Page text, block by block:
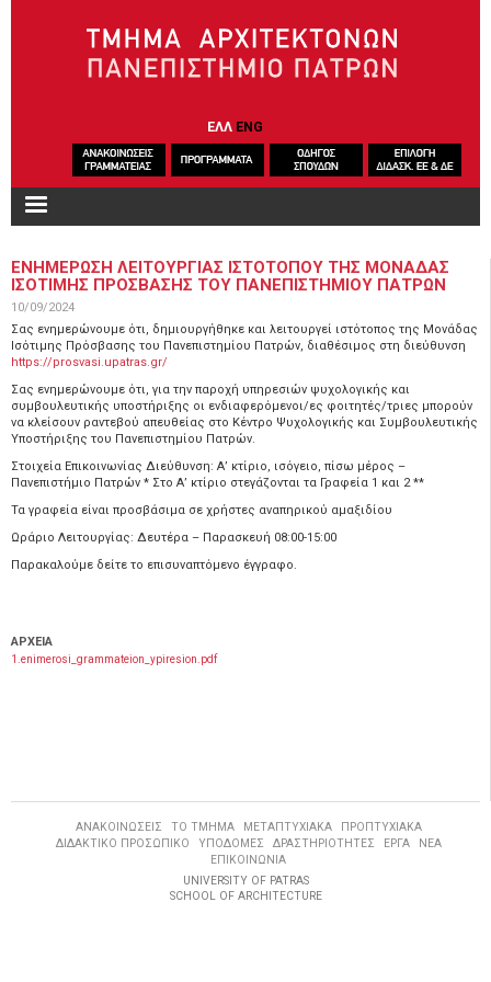
ΕΛΛ ENG
ΕΝΗΜΕΡΩΣΗ ΛΕΙΤΟΥΡΓΙΑΣ ΙΣΤΟΤΟΠΟΥ ΤΗΣ ΜΟΝΑΔΑΣ
ΙΣΟΤΙΜΗΣ ΠΡΟΣΒΑΣΗΣ ΤΟΥ ΠΑΝΕΠΙΣΤΗΜΙΟΥ ΠΑΤΡΩΝ
10/09/2024
Σας ενημερώνουμε ότι, δημιουργήθηκε και λειτουργεί ιστότοπος της Μονάδας
Ισότιμης Πρόσβασης του Πανεπιστημίου Πατρών, διαθέσιμος στη διεύθυνση
https://prosvasi.upatras.gr/
Σας ενημερώνουμε ότι, για την παροχή υπηρεσιών ψυχολογικής και
συμβουλευτικής υποστήριξης οι ενδιαφερόμενοι/ες φοιτητές/τριες μπορούν
να κλείσουν ραντεβού απευθείας στο Κέντρο Ψυχολογικής και Συμβουλευτικής
Υποστήριξης του Πανεπιστημίου Πατρών.
Στοιχεία Επικοινωνίας Διεύθυνση: Α’ κτίριο, ισόγειο, πίσω μέρος –
Πανεπιστήμιο Πατρών * Στο Α’ κτίριο στεγάζονται τα Γραφεία 1 και 2 **
Τα γραφεία είναι προσβάσιμα σε χρήστες αναπηρικού αμαξιδίου
Ωράριο Λειτουργίας: Δευτέρα – Παρασκευή 08:00-15:00
Παρακαλούμε δείτε το επισυναπτόμενο έγγραφο.
ΑΡΧΕΙΑ
1.enimerosi_grammateion_ypiresion.pdf
ΑΝΑΚΟΙΝΩΣΕΙΣ ΤΟ ΤΜΗΜΑ ΜΕΤΑΠΤΥΧΙΑΚΑ
ΠΡΟΠΤΥΧΙΑΚΑ
ΔΙΔΑΚΤΙΚΟ ΠΡΟΣΩΠΙΚΟ
ΥΠΟΔΟΜΕΣ ΔΡΑΣΤΗΡΙΟΤΗΤΕΣ ΕΡΓΑ
ΝΕΑ
ΕΠΙΚΟΙΝΩΝΙΑ
UNIVERSITY OF PATRAS
SCHOOL OF ARCHITECTURE